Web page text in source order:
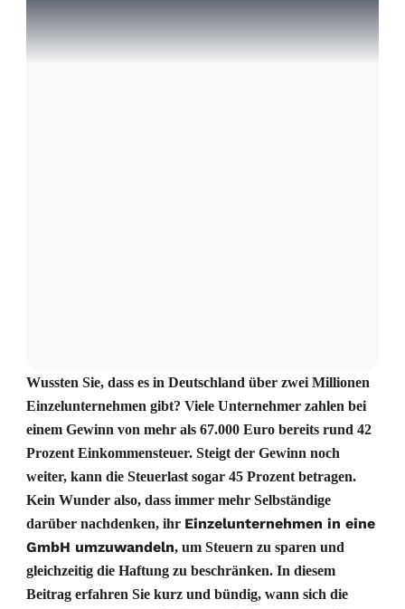
Wussten Sie, dass es in Deutschland über zwei Millionen
Einzelunternehmen gibt? Viele Unternehmer zahlen bei
einem Gewinn von mehr als 67.000 Euro bereits rund 42
Prozent Einkommensteuer. Steigt der Gewinn noch
weiter, kann die Steuerlast sogar 45 Prozent betragen.
Kein Wunder also, dass immer mehr Selbständige
darüber nachdenken, ihr Einzelunternehmen in eine
GmbH umzuwandeln, um Steuern zu sparen und
gleichzeitig die Haftung zu beschränken. In diesem
Beitrag erfahren Sie kurz und bündig, wann sich die